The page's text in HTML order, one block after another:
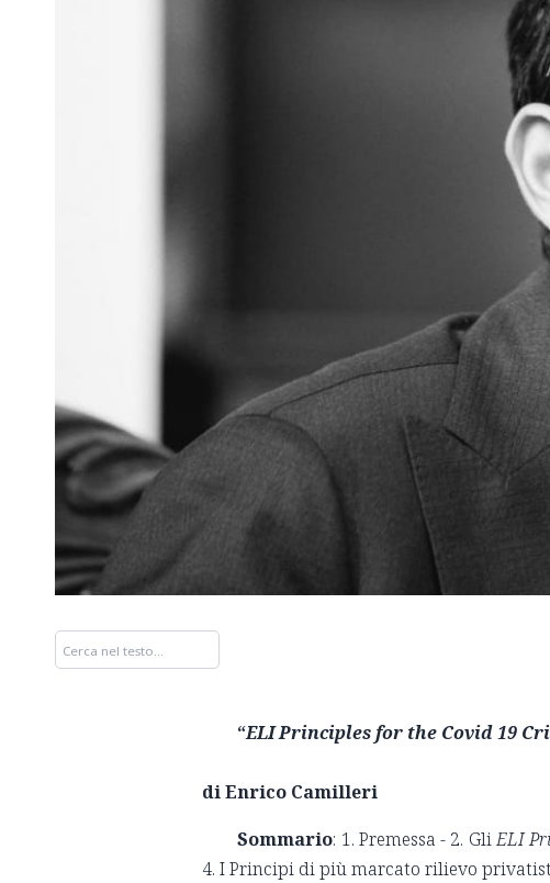
“ELI Principles for the Covid 19
di Enrico Camilleri
Sommario: 1. Premessa - 2. GliELI
4. I Principi di più marcato rilievo